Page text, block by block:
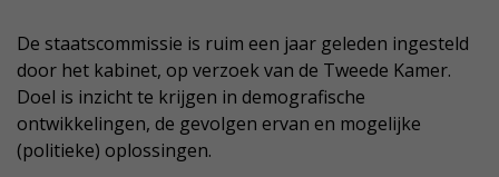
De staatscommissie is ruim een jaar geleden ingesteld
door het kabinet, op verzoek van de Tweede Kamer.
Doel is inzicht te krijgen in demografische
ontwikkelingen, de gevolgen ervan en mogelijke
(politieke) oplossingen.